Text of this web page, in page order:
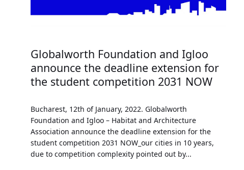
Globalworth Foundation and Igloo
announce the deadline extension for
the student competition 2031 NOW
Bucharest, 12th of January, 2022. Globalworth
Foundation and Igloo – Habitat and Architecture
Association announce the deadline extension for the
student competition 2031 NOW_our cities in 10 years,
due to competition complexity pointed out by...